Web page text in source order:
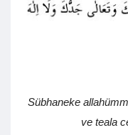
Sübhaneke
ve teala